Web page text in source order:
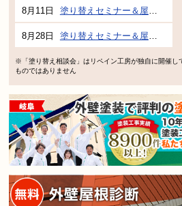
8月11日 塗り替えセミナー＆屋根、外壁の塗り替え市民講座 inぎふメディアコスモス
8月28日 塗り替えセミナー＆屋根、外壁の塗り替え市民講座 inぎふメディアコスモス
※「塗り替え相談会」はリペイン工房が独自に開催し
ものではありません